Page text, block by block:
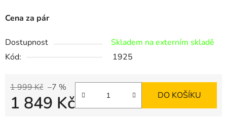
Cena za pár
Dostupnost
Skladem na externím skladě
Kód:
1925
1 999 Kč –7 %
1 849 Kč DO KOŠÍKU